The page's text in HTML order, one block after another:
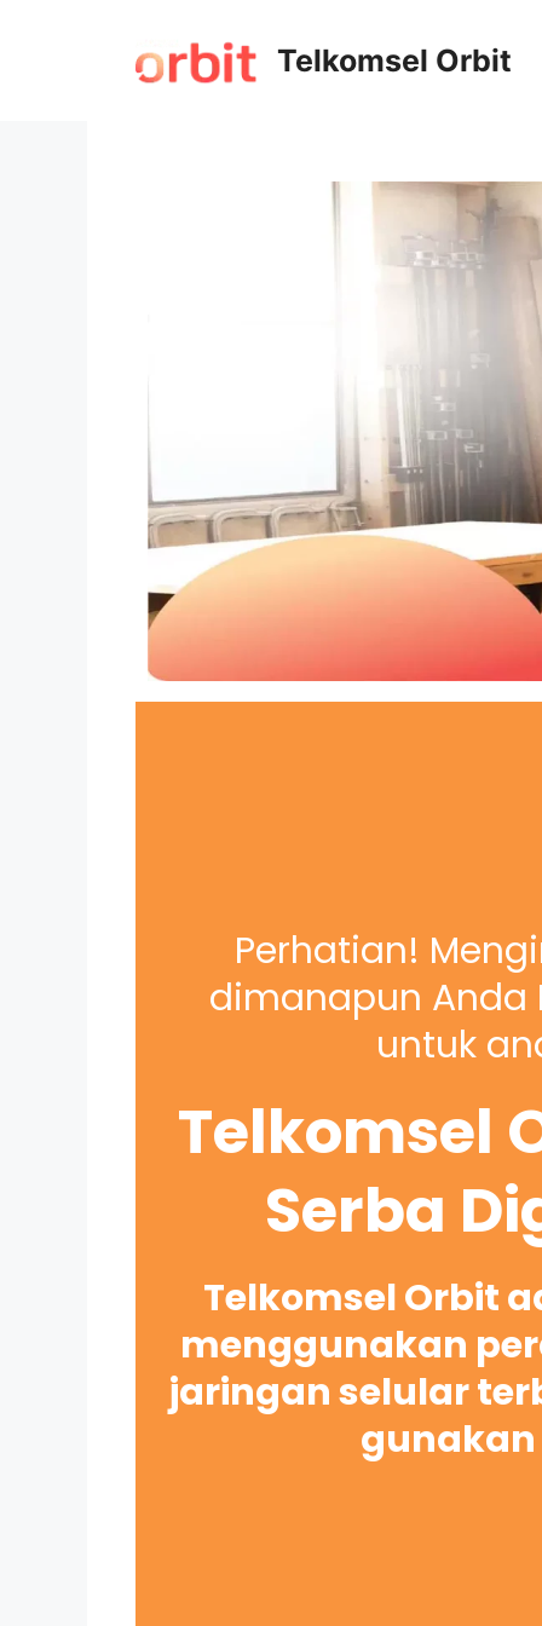
Telkomsel Orbit
Perhatian!
dimanapun Anda
untuk
Telkomsel
Serba
Telkomsel Orbit
menggunakan
jaringan selular